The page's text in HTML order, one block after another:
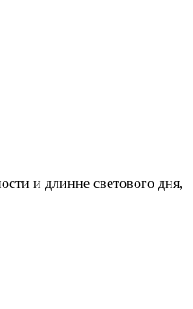
и длинне светового дня,